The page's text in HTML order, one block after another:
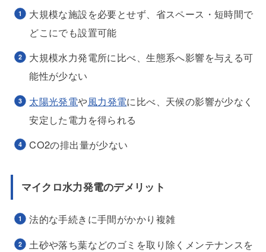
大規模な施設を必要とせず、省スペース・短時間で
どこにでも設置可能
大規模水力発電所に比べ、生態系へ影響を与える可
能性が少ない
太陽光発電や風力発電に比べ、天候の影響が少なく
安定した電力を得られる
CO2の排出量が少ない
マイクロ水力発電のデメリット
法的な手続きに手間がかかり複雑
土砂や落ち葉などのゴミを取り除くメンテナンスを